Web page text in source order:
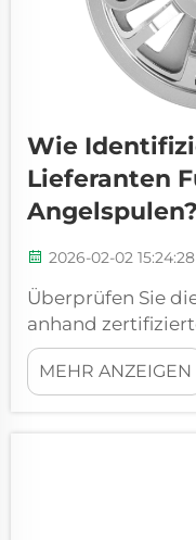
Wie
Lieferanten
Angelspulen?
2026-02-02 15:24:28
Überprüfen Sie
anhand
Fertigung im
Montage –
Lebensdauer
mit ISO-9001-
MEHR ANZEIGEN